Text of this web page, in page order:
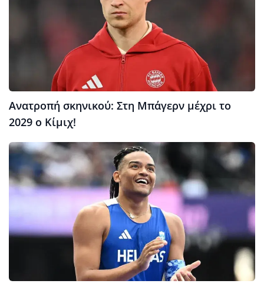
Ανατροπή σκηνικού: Στη Μπάγερν μέχρι το
2029 ο Κίμιχ!